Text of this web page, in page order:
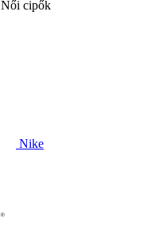
Női cipők
Nike